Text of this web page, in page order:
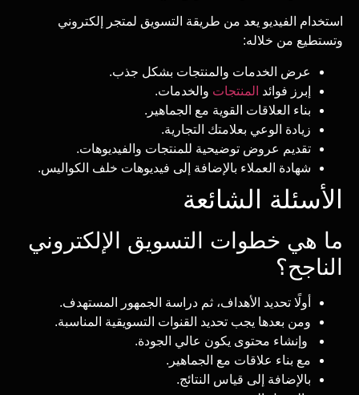
استخدام الفيديو يعد من طريقة التسويق لمتجر إلكتروني
وتستطيع من خلاله:
عرض الخدمات والمنتجات بشكل جذب.
إبرز فوائد المنتجات والخدمات.
بناء العلاقات القوية مع الجماهير.
زيادة الوعي بعلامتك التجارية.
تقديم عروض توضيحية للمنتجات والفيديوهات.
شهادة العملاء بالإضافة إلى فيديوهات خلف الكواليس.
الأسئلة الشائعة
ما هي خطوات التسويق الإلكتروني
الناجح؟
أولًا تحديد الأهداف، ثم دراسة الجمهور المستهدف.
ومن بعدها يجب تحديد القنوات التسويقية المناسبة.
وإنشاء محتوى يكون عالي الجودة.
مع بناء علاقات مع الجماهير.
بالإضافة إلى قياس النتائج.